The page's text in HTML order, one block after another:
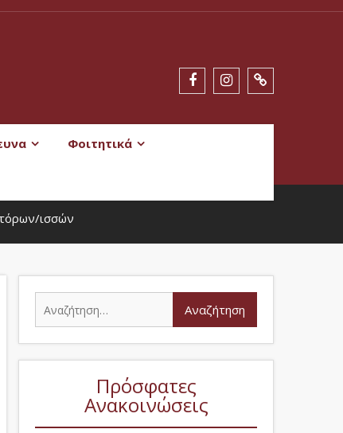
Φοιτητικά
ισσών
Πρόσφατες
Ανακοινώσεις